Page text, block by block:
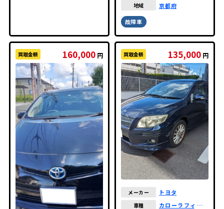
地域 京都府
故障車
買取金額 160,000 円 買取金額 135,000 円
メーカー トヨタ
車種 カローラフィール